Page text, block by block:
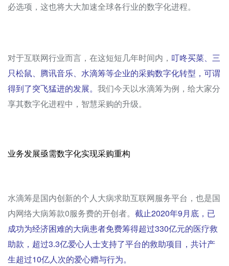
必选项，这也将大大加速全球各行业的数字化进程。
对于互联网行业而言，在这短短几年时间内， 叮咚买菜、三
只松鼠、腾讯音乐、水滴筹等企业的采购数字化转型，可谓
得到了突飞猛进的发展。 我们今天以水滴筹为例，给大家分
享其数字化进程中，智慧采购的升级。
业务发展亟需数字化实现采购重构
水滴筹是国内创新的个人大病求助互联网服务平台，也是国
内网络大病筹款0服务费的开创者。 截止2020年9月底，已
成功为经济困难的大病患者免费筹得超过330亿元的医疗救
助款，超过3.3亿爱心人士支持了平台的救助项目，共计产
生超过10亿人次的爱心赠与行为。